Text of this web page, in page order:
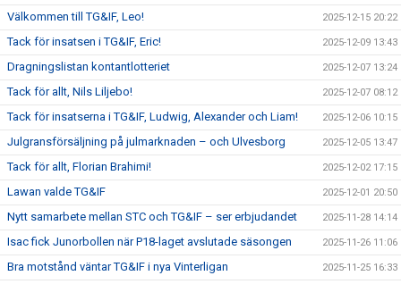
Välkommen till TG&IF, Leo! 2025-12-15 20:22
Tack för insatsen i TG&IF, Eric! 2025-12-09 13:43
Dragningslistan kontantlotteriet 2025-12-07 13:24
Tack för allt, Nils Liljebo! 2025-12-07 08:12
Tack för insatserna i TG&IF, Ludwig, Alexander och Liam! 2025-12-06 10:15
Julgransförsäljning på julmarknaden – och Ulvesborg 2025-12-05 13:47
Tack för allt, Florian Brahimi! 2025-12-02 17:15
Lawan valde TG&IF 2025-12-01 20:50
Nytt samarbete mellan STC och TG&IF – ser erbjudandet 2025-11-28 14:14
Isac fick Junorbollen när P18-laget avslutade säsongen 2025-11-26 11:06
Bra motstånd väntar TG&IF i nya Vinterligan 2025-11-25 16:33